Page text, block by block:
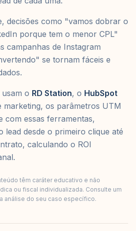
decisões como "vamos dobrar o
porque tem o menor CPL"
campanhas de Instagram
se tornam fáceis e
o RD Station, o HubSpot
marketing, os parâmetros UTM
com essas ferramentas,
lead desde o primeiro clique até
calculando o ROI
têm caráter educativo e não
ou fiscal individualizada. Consulte um
análise do seu caso específico.